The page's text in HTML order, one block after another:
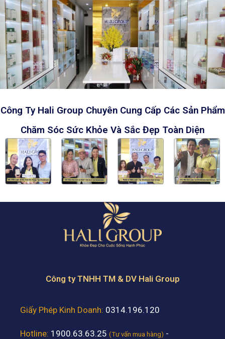
Công Ty Hali Group Chuyên Cung Cấp Các Sản Phẩm
Chăm Sóc Sức Khỏe Và Sắc Đẹp Toàn Diện
Công ty TNHH TM & DV Hali Group
Giấy Phép Kinh Doanh: 0314.196.120
Hotline: 1900.63.63.25 (Tư vấn mua hàng) -